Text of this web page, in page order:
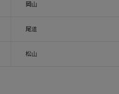
岡山
尾道
松山